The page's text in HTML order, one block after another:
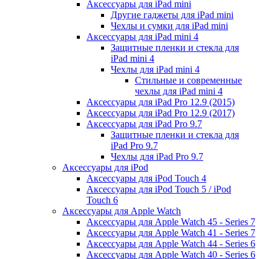
Аксессуары для iPad mini
Другие гаджеты для iPad mini
Чехлы и сумки для iPad mini
Аксессуары для iPad mini 4
Защитные пленки и стекла для
iPad mini 4
Чехлы для iPad mini 4
Стильные и современные
чехлы для iPad mini 4
Аксессуары для iPad Pro 12.9 (2015)
Аксессуары для iPad Pro 12.9 (2017)
Аксессуары для iPad Pro 9.7
Защитные пленки и стекла для
iPad Pro 9.7
Чехлы для iPad Pro 9.7
Аксессуары для iPod
Аксессуары для iPod Touch 4
Аксессуары для iPod Touch 5 / iPod
Touch 6
Аксессуары для Apple Watch
Аксессуары для Apple Watch 45 - Series 7
Аксессуары для Apple Watch 41 - Series 7
Аксессуары для Apple Watch 44 - Series 6
Аксессуары для Apple Watch 40 - Series 6